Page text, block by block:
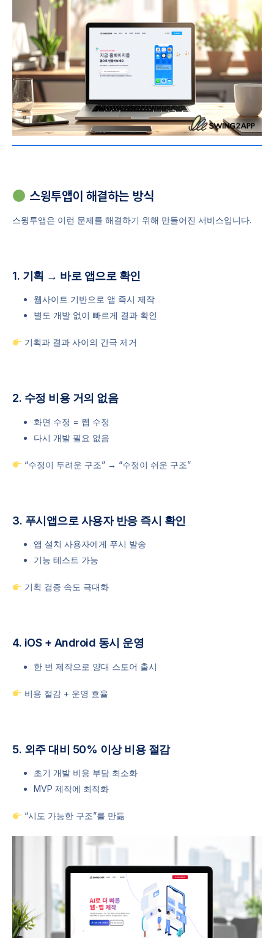
스윙투앱이 해결하는 방식
스윙투앱은 이런 문제를 해결하기 위해 만들어진 서비스입니다.
1. 기획 → 바로 앱으로 확인
웹사이트 기반으로 앱 즉시 제작
별도 개발 없이 빠르게 결과 확인
기획과 결과 사이의 간극 제거
2. 수정 비용 거의 없음
화면 수정 = 웹 수정
다시 개발 필요 없음
“수정이 두려운 구조” → “수정이 쉬운 구조”
3. 푸시앱으로 사용자 반응 즉시 확인
앱 설치 사용자에게 푸시 발송
기능 테스트 가능
기획 검증 속도 극대화
4. iOS + Android 동시 운영
한 번 제작으로 양대 스토어 출시
비용 절감 + 운영 효율
5. 외주 대비 50% 이상 비용 절감
초기 개발 비용 부담 최소화
MVP 제작에 최적화
“시도 가능한 구조”를 만듦